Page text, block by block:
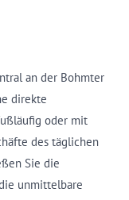
an der Bohmter
direkte
oder mit
des täglichen
Sie die
unmittelbare